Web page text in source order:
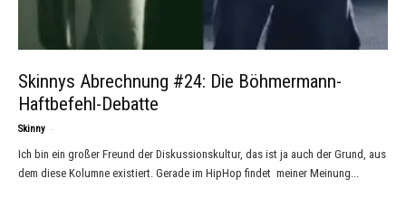
Skinnys Abrechnung #24: Die Böhmermann-
Haftbefehl-Debatte
Skinny -
Ich bin ein großer Freund der Diskussionskultur, das ist ja auch der Grund, aus
dem diese Kolumne existiert. Gerade im HipHop findet meiner Meinung...